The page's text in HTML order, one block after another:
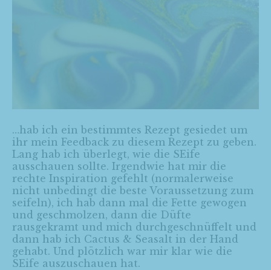
…hab ich ein bestimmtes Rezept gesiedet um
ihr mein Feedback zu diesem Rezept zu geben.
Lang hab ich überlegt, wie die SEife
ausschauen sollte. Irgendwie hat mir die
rechte Inspiration gefehlt (normalerweise
nicht unbedingt die beste Voraussetzung zum
seifeln), ich hab dann mal die Fette gewogen
und geschmolzen, dann die Düfte
rausgekramt und mich durchgeschnüffelt und
dann hab ich Cactus & Seasalt in der Hand
gehabt. Und plötzlich war mir klar wie die
SEife auszuschauen hat.